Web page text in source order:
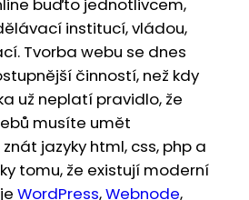
buďto jednotlivcem,
institucí, vládou,
Tvorba webu se dnes
činností, než kdy
už neplatí pravidlo, že
musíte umět
jazyky html, css, php a
tomu, že existují moderní
WordPress,Webnode,